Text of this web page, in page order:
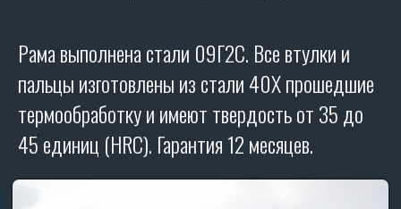
Рама выполнена стали 09Г2С. Все втулки и
пальцы изготовлены из стали 40Х прошедшие
термообработку и имеют твердость от 35 до
45 единиц (HRC). Гарантия 12 месяцев.
Вес (кг): 4200
Транспортная ширина (м): 3
Транспортная высота (м): 2,6
Транспортная длина (м): 7,1
Рабочая длина (м): 8,2
Рабочая ширина (м): 12